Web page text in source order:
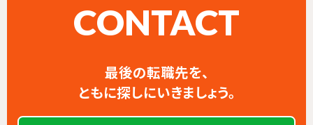
CONTACT
最後の転職先を、
ともに探しにいきましょう。